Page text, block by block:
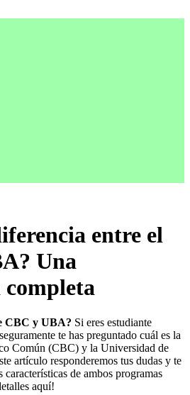
entre el
Una
CBC y UBA? Si eres estudiante
te has preguntado cuál es la
Común (CBC) y la Universidad de
artículo responderemos tus dudas y te
de ambos programas
aquí!